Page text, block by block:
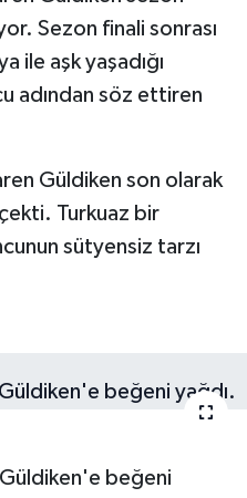
Sezon finali sonrası
ile aşk yaşadığı
adından söz ettiren
Güldiken son olarak
Turkuaz bir
sütyensiz tarzı
beğeni